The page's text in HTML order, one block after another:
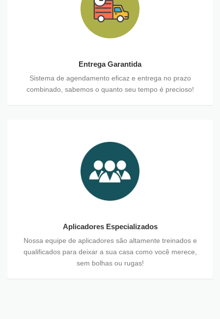
Entrega Garantida
Sistema de agendamento eficaz e entrega no prazo
combinado, sabemos o quanto seu tempo é precioso!
Aplicadores Especializados
Nossa equipe de aplicadores são altamente treinados e
qualificados para deixar a sua casa como você merece,
sem bolhas ou rugas!